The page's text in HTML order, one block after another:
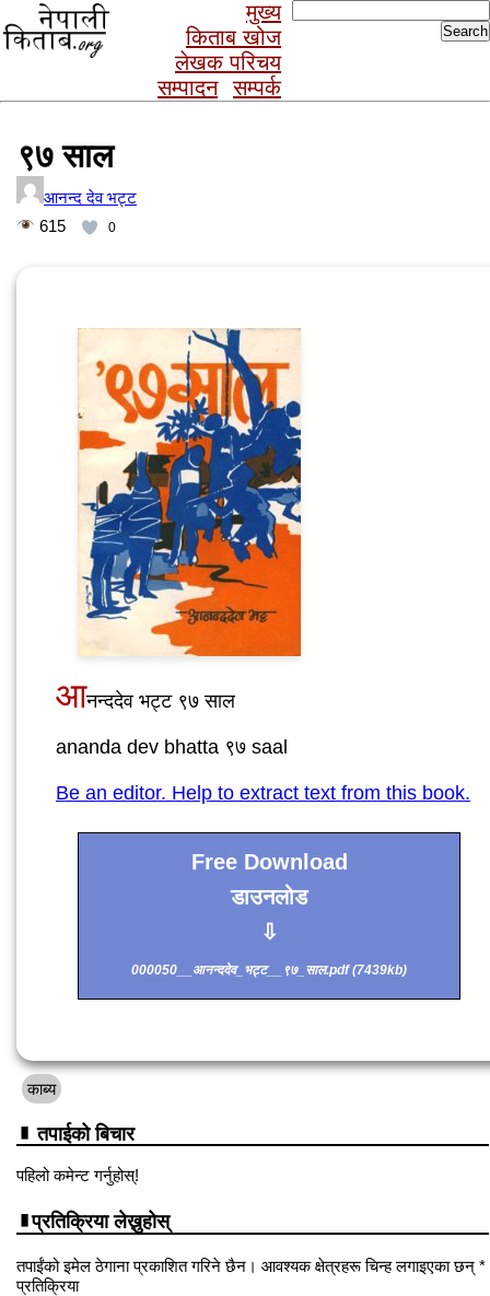
मुख्य
किताब खोज
लेखक परिचय
सम्पादन
सम्पर्क
for:
९७ साल
आनन्द देव भट्ट
615
0
आनन्ददेव भट्ट ९७ साल
ananda dev bhatta ९७ saal
Be an editor. Help to extract text from this book.
Free Download
डाउनलोड
⇩
000050__आनन्ददेव_भट्ट__९७_साल.pdf (7439kb)
काब्य
तपाईको बिचार
पहिलो कमेन्ट गर्नुहोस्!
प्रतिक्रिया लेख्नुहोस्
तपाईंको इमेल ठेगाना प्रकाशित गरिने छैन। आवश्यक क्षेत्रहरू चिन्ह लगाइएका छन् *
प्रतिक्रिया